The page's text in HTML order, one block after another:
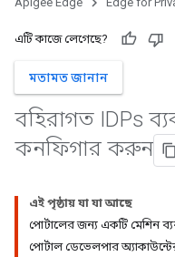
এটি কাজে লেগেছে?
মতামত জানান
বহিরাগত IDPs
কনফিগার করুন
এই পৃষ্ঠায় যা যা আছে
পোর্টালের জন্য একটি মেশিন
পোর্টাল ডেভেলপার